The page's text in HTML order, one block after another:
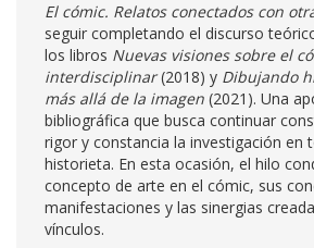
El cómic. Relatos conectados con
seguir completando el discurso
los libros Nuevas visiones sobre el
interdisciplinar(2018) y Dibujando
más allá de la imagen (2021). Una
bibliográfica que busca continuar
rigor y constancia la investigación en
historieta. En esta ocasión, el hilo
concepto de arte en el cómic, sus
manifestaciones y las sinergias
vínculos.